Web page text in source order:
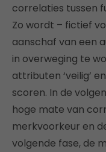
correlaties tussen
Zo wordt – fictief
aanschaf van een
in overweging te
attributen ‘veilig’
scoren. In de
hoge mate van
merkvoorkeur en
volgende fase, de